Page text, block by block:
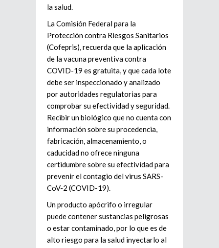
la salud.
La Comisión Federal para la
Protección contra Riesgos Sanitarios
(Cofepris), recuerda que la aplicación
de la vacuna preventiva contra
COVID-19 es gratuita, y que cada lote
debe ser inspeccionado y analizado
por autoridades regulatorias para
comprobar su efectividad y seguridad.
Recibir un biológico que no cuenta con
información sobre su procedencia,
fabricación, almacenamiento, o
caducidad no ofrece ninguna
certidumbre sobre su efectividad para
prevenir el contagio del virus SARS-
CoV-2 (COVID-19).
Un producto apócrifo o irregular
puede contener sustancias peligrosas
o estar contaminado, por lo que es de
alto riesgo para la salud inyectarlo al